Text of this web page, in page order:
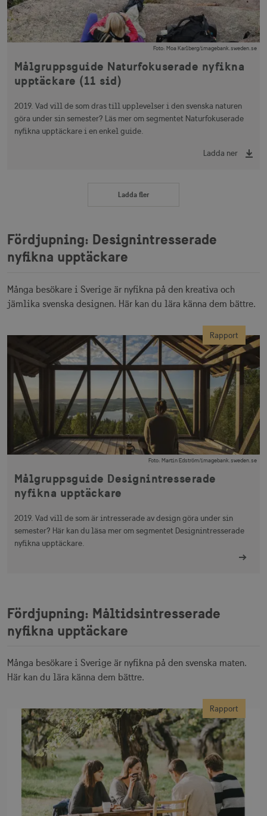
Foto: Moa Karlberg/imagebank.sweden.se
Målgruppsguide Naturfokuserade nyfikna
upptäckare (11 sid)
2019. Vad vill de som dras till upplevelser i den svenska naturen
göra under sin semester? Läs mer om segmentet Naturfokuserade
nyfikna upptäckare i en enkel guide.
Ladda ner
Ladda fler
Fördjupning: Designintresserade
nyfikna upptäckare
Många besökare i Sverige är nyfikna på den kreativa och
jämlika svenska designen. Här kan du lära känna dem bättre.
Foto: Martin Edström/imagebank.sweden.se
Rapport
Målgruppsguide Designintresserade
nyfikna upptäckare
2019. Vad vill de som är intresserade av design göra under sin
semester? Här kan du läsa mer om segmentet Designintresserade
nyfikna upptäckare.
Fördjupning: Måltidsintresserade
nyfikna upptäckare
Många besökare i Sverige är nyfikna på den svenska maten.
Här kan du lära känna dem bättre.
Rapport
ingen
information.
_ga
Google LLC
.visitsweden.com
1 år 1
månad
Används
särskilja
användare
att tilldela
genererat
webbplats
används för
IDE
Google LLC
.doubleclick.net
1
uuid2
.adnxs.com
bcookie
Microsoft Corporation
.linkedin.com
1
lidc
Microsoft Corporation
.linkedin.com
1
XANDR_PANID
Xandr Inc.